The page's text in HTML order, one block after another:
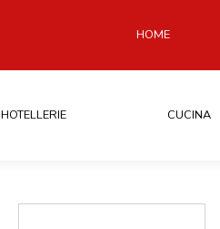
HOME
HOTELLERIE CUCINA